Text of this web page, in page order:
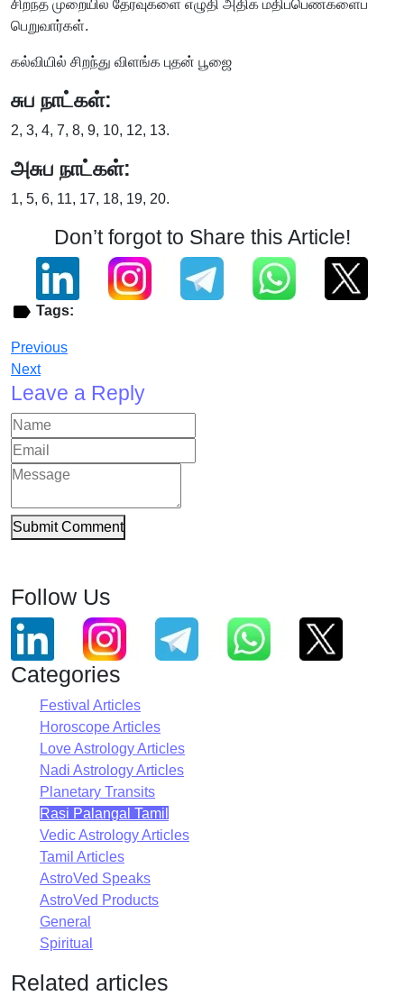
சிறந்த முறையில் தேர்வுகளை எழுதி அதிக மதிப்பெண்களைப்
பெறுவார்கள்.
கல்வியில் சிறந்து விளங்க புதன் பூஜை
சுப நாட்கள்:
2, 3, 4, 7, 8, 9, 10, 12, 13.
அசுப நாட்கள்:
1, 5, 6, 11, 17, 18, 19, 20.
Don’t forgot to Share this Article!
Tags:
Previous
Next
Leave a Reply
Submit Comment
Follow Us
Categories
Festival Articles
Horoscope Articles
Love Astrology Articles
Nadi Astrology Articles
Planetary Transits
Rasi Palangal Tamil
Vedic Astrology Articles
Tamil Articles
AstroVed Speaks
AstroVed Products
General
Spiritual
Related articles